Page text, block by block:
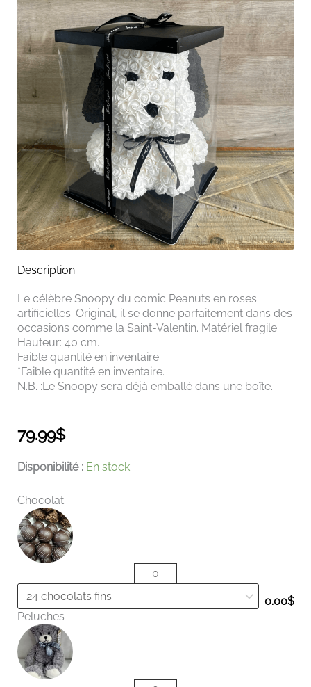
Description
Le célèbre Snoopy du comic Peanuts en roses
artificielles. Original, il se donne parfaitement dans des
occasions comme la Saint-Valentin. Matériel fragile.
Hauteur: 40 cm.
Faible quantité en inventaire.
*Faible quantité en inventaire.
N.B. :Le Snoopy sera déjà emballé dans une boîte.
79.99$
Disponibilité : En stock
Chocolat
0.00$
Peluches
quantité
Snoopy
de
roses